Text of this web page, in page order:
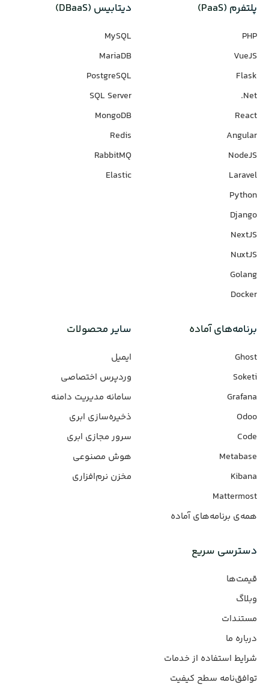
پلتفرم (PaaS)
PHP
VueJS
Flask
Net.
React
Angular
NodeJS
Laravel
Python
Django
NextJS
NuxtJS
Golang
Docker
دیتابیس‌ (DBaaS)
MySQL
MariaDB
PostgreSQL
SQL Server
MongoDB
Redis
RabbitMQ
Elastic
برنامه‌های‌ آماده
Ghost
Soketi
Grafana
Odoo
Code
Metabase
Kibana
Mattermost
همه‌ی برنامه‌های آماده
سایر محصولات
ایمیل
وردپرس‌ اختصاصی
سامانه مدیریت دامنه
ذخیره‌سازی ابری
سرور مجازی ابری
هوش مصنوعی
مخزن نرم‌افزاری
دسترسی سریع
قیمت‌ها
وبلاگ
مستندات
درباره ما
شرایط استفاده از خدمات
توافق‌نامه سطح کیفیت